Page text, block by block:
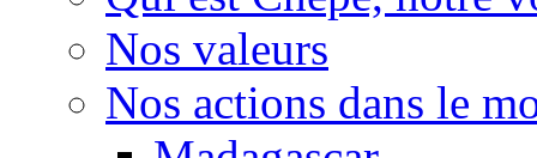
Nos valeurs
Nos actions dans le